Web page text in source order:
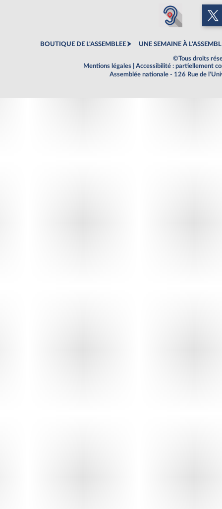
BOUTIQUE DE L'ASSEMBLEE UNE SEMAINE À
©Tous droits
Mentions légales
Accessibilité : partiellement
Assemblée nationale - 126 Rue de